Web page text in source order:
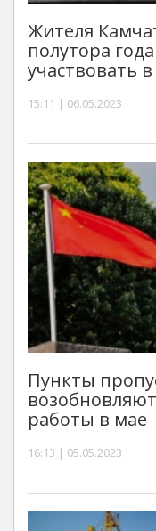
Жителя
полутора
участвовать
15:11 | 06.05.2023
Пункты
работы в мае
16:13 | 05.05.2023